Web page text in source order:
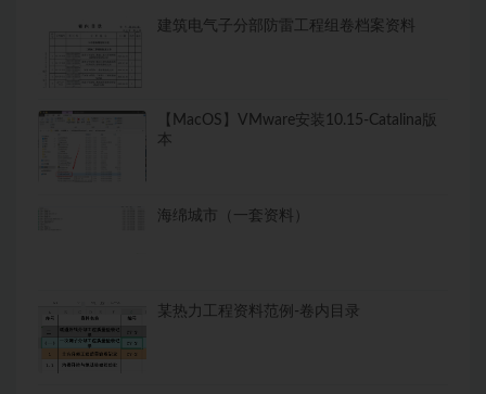
建筑电气子分部防雷工程组卷档案资料
【MacOS】VMware安装10.15-Catalina版
本
海绵城市（一套资料）
某热力工程资料范例-卷内目录